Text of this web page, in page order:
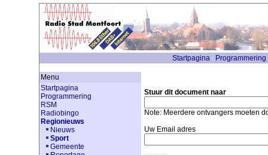
Startpagina Programmering
Menu
Startpagina
Programmering
RSM
Radiobingo
Regionieuws
Nieuws
Sport
Gemeente
Stuur dit document naar
Note: Meerdere ontvangers moeten
Uw Email adres